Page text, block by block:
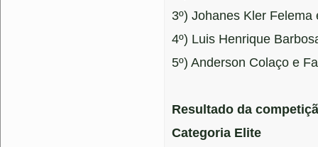
3º) Johanes Kler Felema
4º) Luis Henrique
5º) Anderson Colaço e
Resultado da
Categoria Elite